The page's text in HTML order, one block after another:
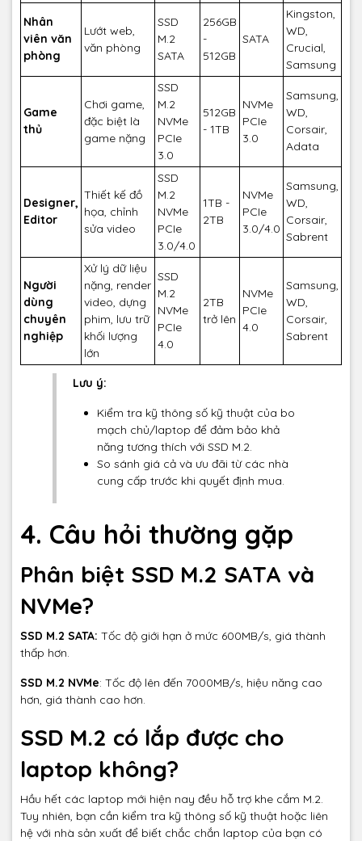
Nhân
viên văn
phòng
Lướt web,
văn phòng
SSD
M.2
SATA
256GB
-
512GB
SATA
Kingston,
WD,
Crucial,
Samsung
Game
thủ
Chơi game,
đặc biệt là
game nặng
SSD
M.2
NVMe
PCIe
3.0
512GB
- 1TB
NVMe
PCIe
3.0
Samsung,
WD,
Corsair,
Adata
Designer,
Editor
Thiết kế đồ
họa, chỉnh
sửa video
SSD
M.2
NVMe
PCIe
3.0/4.0
1TB -
2TB
NVMe
PCIe
3.0/4.0
Samsung,
WD,
Corsair,
Sabrent
Người
dùng
chuyên
nghiệp
Xử lý dữ liệu
nặng, render
video, dựng
phim, lưu trữ
khối lượng
lớn
SSD
M.2
NVMe
PCIe
4.0
2TB
trở lên
NVMe
PCIe
4.0
Samsung,
WD,
Corsair,
Sabrent
Lưu ý:
Kiểm tra kỹ thông số kỹ thuật của bo
mạch chủ/laptop để đảm bảo khả
năng tương thích với SSD M.2.
So sánh giá cả và ưu đãi từ các nhà
cung cấp trước khi quyết định mua.
4. Câu hỏi thường gặp
Phân biệt SSD M.2 SATA và
NVMe?
SSD M.2 SATA: Tốc độ giới hạn ở mức 600MB/s, giá thành
thấp hơn.
SSD M.2 NVMe: Tốc độ lên đến 7000MB/s, hiệu năng cao
hơn, giá thành cao hơn.
SSD M.2 có lắp được cho
laptop không?
Hầu hết các laptop mới hiện nay đều hỗ trợ khe cắm M.2.
Tuy nhiên, bạn cần kiểm tra kỹ thông số kỹ thuật hoặc liên
hệ với nhà sản xuất để biết chắc chắn laptop của bạn có